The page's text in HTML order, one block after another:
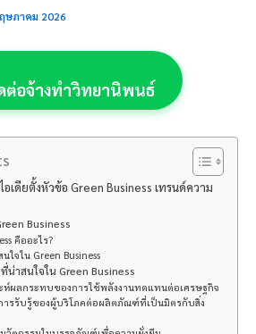
ษภาคม 2026
ต่อจ้างทำวิทยานิพนธ์
เดียตั้งหัวข้อ Green Business เทรนด์ความ
Business
คืออะไร?
ใจใน Green Business
น่าสนใจใน Green Business
ะห์ผลกระทบของการใช้พลังงานทดแทนต่อเศรษฐกิจ
ารรับรู้ของผู้บริโภคต่อผลิตภัณฑ์ที่เป็นมิตรกับสิ่ง